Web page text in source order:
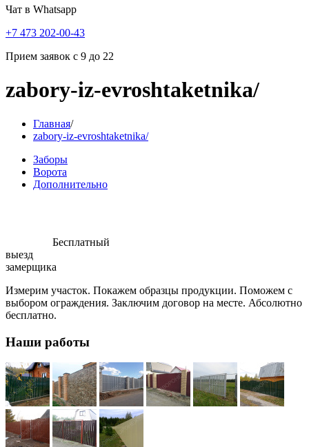
Чат в Whatsapp
+7 473 202-00-43
Прием заявок с 9 до 22
zabory-iz-evroshtaketnika/
Главная/
zabory-iz-evroshtaketnika/
Заборы
Ворота
Дополнительно
Бесплатный
выезд
замерщика
Измерим участок. Покажем образцы продукции. Поможем с
выбором ограждения. Заключим договор на месте. Абсолютно
бесплатно.
Наши работы